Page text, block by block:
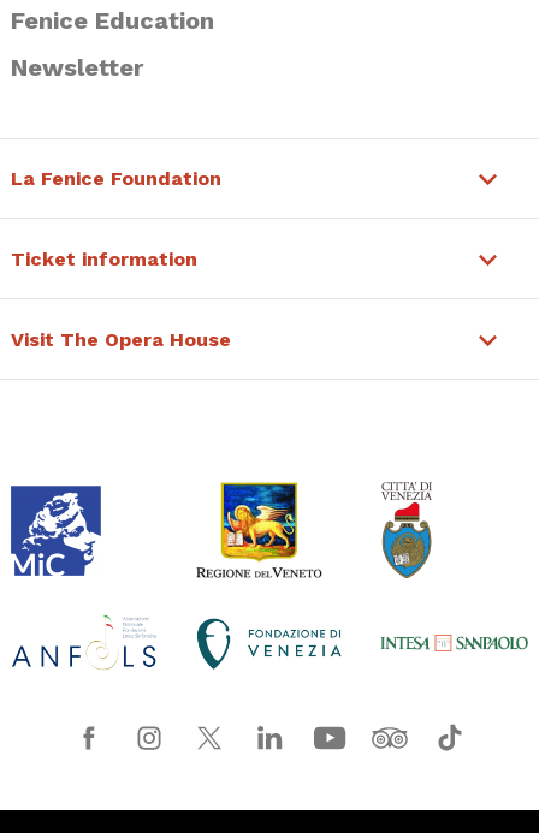
Fenice Education
Newsletter
La Fenice Foundation
Ticket information
Visit The Opera House